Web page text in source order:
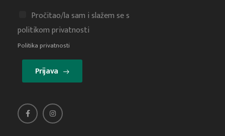
Pročitao/la sam i slažem se s
politikom privatnosti
Politika privatnosti
Prijava